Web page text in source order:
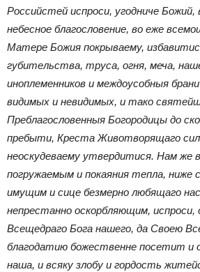
Российстей испроси, угодниче
небесное благословение, во еже
Матере Божия покрываему,
губительства, труса, огня, меча,
иноплеменников и междоусобныя
видимых и невидимых, и тако
Преблагословенныя Богородицы до
пребыти, Креста Животворящаго
неоскудеваему утвердитися. Нам же
погружаемым и покаяния тепла, ниже
имущим и сице безмерно любящаго
непрестанно оскорбляющим, испроси,
Всещедраго Бога нашего, да Своею
благодатию божественне посетит и
наша, и всяку злобу и гордость